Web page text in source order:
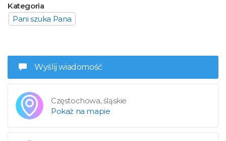
Kategoria
Pani szuka Pana
Wyślij wiadomość
Częstochowa, śląskie
Pokaż na mapie